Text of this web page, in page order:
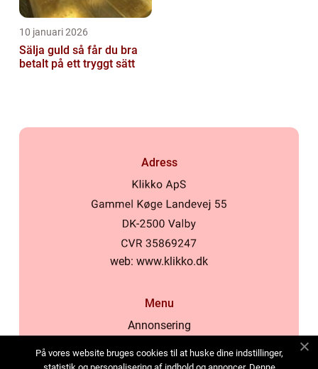
10 januari 2026
Sälja guld så får du bra
betalt på ett tryggt sätt
Adress
web: www.klikko.dk
Menu
Annonsering
Cookies
På vores website bruges cookies til at huske dine indstillinger,